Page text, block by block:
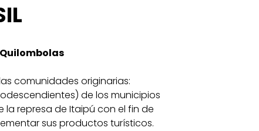
comunidades originarias:
de los municipios
represa de Itaipú con el fin de
sus productos turísticos.